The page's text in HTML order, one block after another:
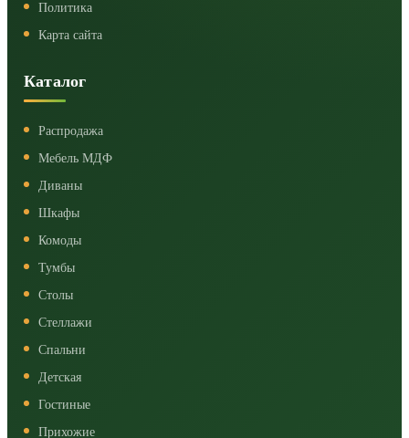
Политика
Карта сайта
Каталог
Распродажа
Мебель МДФ
Диваны
Шкафы
Комоды
Тумбы
Столы
Стеллажи
Спальни
Детская
Гостиные
Прихожие